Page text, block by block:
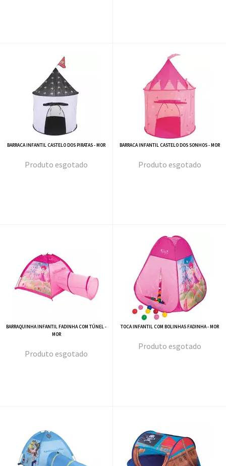
BARRACA INFANTIL CASTELO DOS PIRATAS - MOR
esgotado
BARRACA INFANTIL CASTELO DOS SONHOS - MOR
esgotado
BARRAQUINHA INFANTIL FADINHA COM TÚNEL -
MOR
esgotado
TOCA INFANTIL COM BOLINHAS FADINHA - MOR
esgotado